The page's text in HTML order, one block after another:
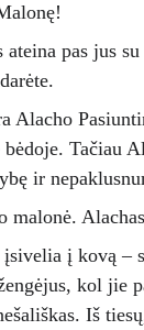
pas jus
Tačiau
ir
malonė.
į kovą –
kol jie
Iš